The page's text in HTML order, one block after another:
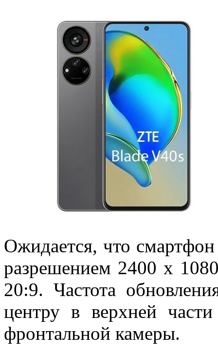
Ожидается, что
разрешением 2400 х
20:9. Частота
центру в верхней
фронтальной камеры.